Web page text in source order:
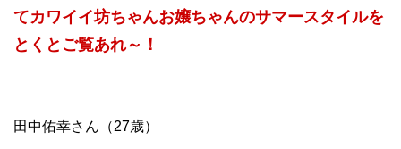
てカワイイ坊ちゃんお嬢ちゃんのサマースタイルを
とくとご覧あれ～！
田中佑幸さん（27歳）